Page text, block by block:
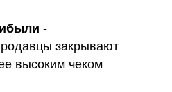
-
закрывают
высоким чеком